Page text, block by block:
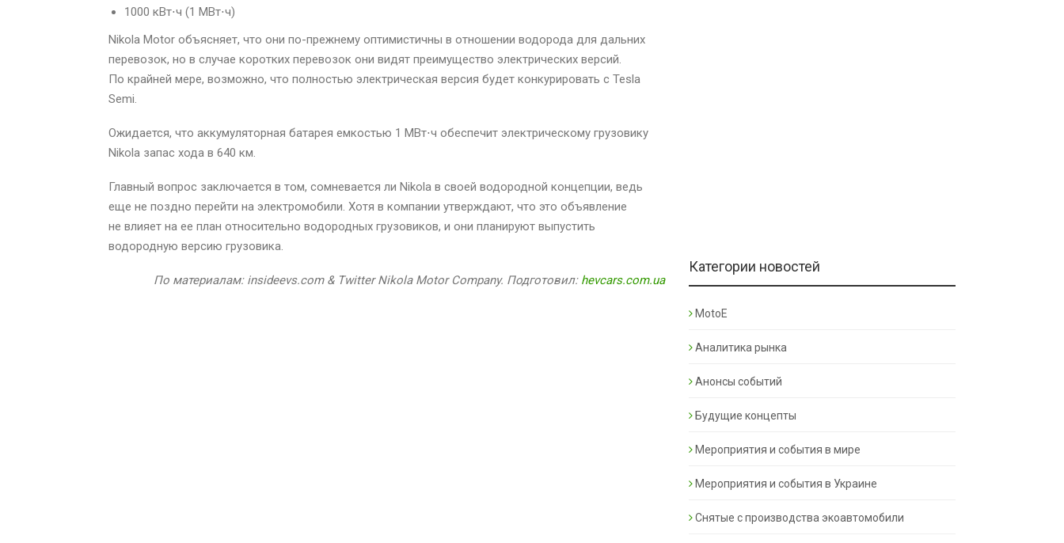
1000 кВт⋅ч (1 МВт⋅ч)
Nikola Motor объясняет, что они по-прежнему оптимистичны в отношении водорода для дальних
перевозок, но в случае коротких перевозок они видят преимущество электрических версий.
По крайней мере, возможно, что полностью электрическая версия будет конкурировать с Tesla
Semi.
Ожидается, что аккумуляторная батарея емкостью 1 МВт⋅ч обеспечит электрическому грузовику
Nikola запас хода в 640 км.
Главный вопрос заключается в том, сомневается ли Nikola в своей водородной концепции, ведь
еще не поздно перейти на электромобили. Хотя в компании утверждают, что это объявление
не влияет на ее план относительно водородных грузовиков, и они планируют выпустить
водородную версию грузовика.
По материалам: insideevs.com & Twitter Nikola Motor Company. Подготовил: hevcars.com.ua
Категории новостей
MotoE
Аналитика рынка
Анонсы событий
Будущие концепты
Мероприятия и события в мире
Мероприятия и события в Украине
Снятые с производства экоавтомобили